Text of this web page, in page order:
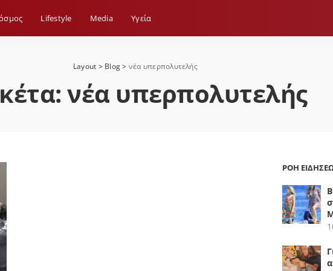
Lifestyle Media Yγεία
Layout > Blog> νέα υπερπολυτελής
νέα υπερπολυτελής
ΡΟΗ